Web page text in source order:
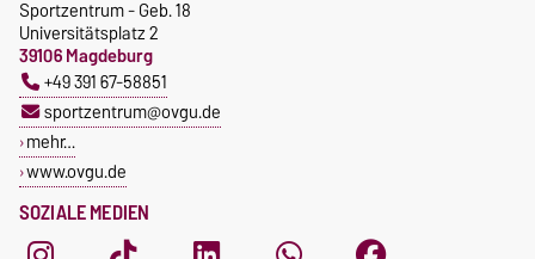
SOZIALE MEDIEN
Sportzentrum - Geb. 18
Universitätsplatz 2
39106 Magdeburg
+49 391 67-58851
sportzentrum@ovgu.de
mehr…
www.ovgu.de